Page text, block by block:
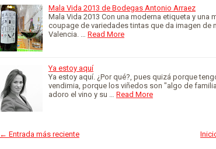
Mala Vida 2013 de Bodegas Antonio Arraez
Mala Vida 2013 Con una moderna etiqueta y
coupage de variedades tintas que da imagen de
Valencia. …
Read More
Ya estoy aquí
Ya estoy aquí. ¿Por qué?, pues quizá porque
vendimia, porque los viñedos son "algo de
adoro el vino y su …
Read More
← Entrada más reciente